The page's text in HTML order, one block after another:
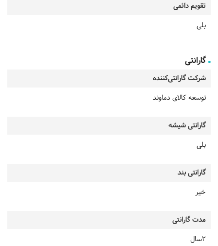
تقویم دائمی
بلی
گارانتی
شرکت گارانتی‌کننده
توسعه کالای دماوند
گارانتی شیشه
بلی
گارانتی بند
خیر
مدت گارانتی
2سال